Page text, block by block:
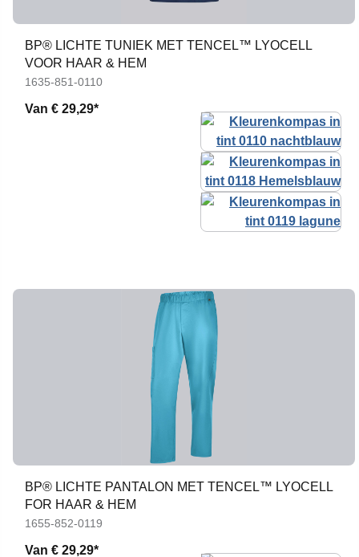
BP® LICHTE TUNIEK MET TENCEL™ LYOCELL
VOOR HAAR & HEM
1635-851-0110
Van € 29,29*
BP® LICHTE PANTALON MET TENCEL™ LYOCELL
FOR HAAR & HEM
1655-852-0119
Van € 29,29*